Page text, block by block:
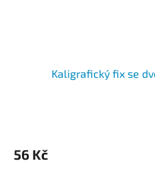
Kaligrafický fix se
56 Kč